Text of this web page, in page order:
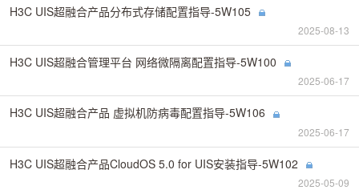
H3C UIS超融合产品分布式存储配置指导-5W105
2025-08-13
H3C UIS超融合管理平台 网络微隔离配置指导-5W100
2025-06-17
H3C UIS超融合产品 虚拟机防病毒配置指导-5W106
2025-06-17
H3C UIS超融合产品CloudOS 5.0 for UIS安装指导-5W102
2025-05-09